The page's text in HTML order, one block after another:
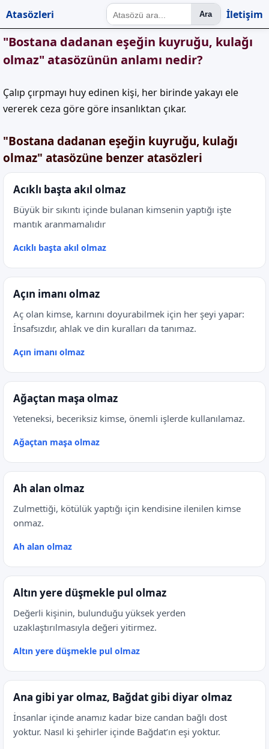
Atasözleri Ara İletişim
"Bostana dadanan eşeğin kuyruğu, kulağı
olmaz" atasözünün anlamı nedir?
Çalıp çırpmayı huy edinen kişi, her birinde yakayı ele
vererek ceza göre göre insanlıktan çıkar.
"Bostana dadanan eşeğin kuyruğu, kulağı
olmaz" atasözüne benzer atasözleri
Acıklı başta akıl olmaz
Büyük bir sıkıntı içinde bulanan kimsenin yaptığı işte
mantık aranmamalıdır
Acıklı başta akıl olmaz
Açın imanı olmaz
Aç olan kimse, karnını doyurabilmek için her şeyi yapar:
İnsafsızdır, ahlak ve din kuralları da tanımaz.
Açın imanı olmaz
Ağaçtan maşa olmaz
Yeteneksi, beceriksiz kimse, önemli işlerde kullanılamaz.
Ağaçtan maşa olmaz
Ah alan olmaz
Zulmettiği, kötülük yaptığı için kendisine ilenilen kimse
onmaz.
Ah alan olmaz
Altın yere düşmekle pul olmaz
Değerli kişinin, bulunduğu yüksek yerden
uzaklaştırılmasıyla değeri yitirmez.
Altın yere düşmekle pul olmaz
Ana gibi yar olmaz, Bağdat gibi diyar olmaz
İnsanlar içinde anamız kadar bize candan bağlı dost
yoktur. Nasıl ki şehirler içinde Bağdat’ın eşi yoktur.